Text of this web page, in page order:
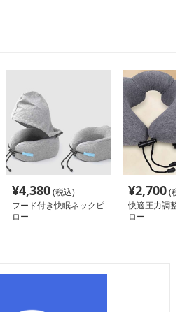
¥4,380(税込)
フード付き快眠ネックピ
ロー
¥2,700(税
快適圧力調整
ロー